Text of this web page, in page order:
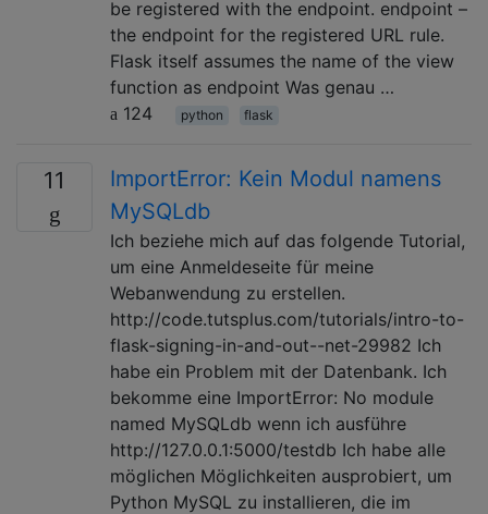
be registered with the endpoint. endpoint –
the endpoint for the registered URL rule.
Flask itself assumes the name of the view
function as endpoint Was genau …
124
python flask
11
ImportError: Kein Modul namens
MySQLdb
Ich beziehe mich auf das folgende Tutorial,
um eine Anmeldeseite für meine
Webanwendung zu erstellen.
http://code.tutsplus.com/tutorials/intro-to-
flask-signing-in-and-out--net-29982 Ich
habe ein Problem mit der Datenbank. Ich
bekomme eine ImportError: No module
named MySQLdb wenn ich ausführe
http://127.0.0.1:5000/testdb Ich habe alle
möglichen Möglichkeiten ausprobiert, um
Python MySQL zu installieren, die im